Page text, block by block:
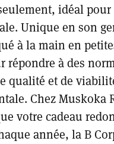
idéal pour
Unique en son
à la main en
répondre à des
qualité et de
Chez Muskoka
votre cadeau
année, la B